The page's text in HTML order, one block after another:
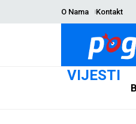
O Nama Kontakt
VIJESTI